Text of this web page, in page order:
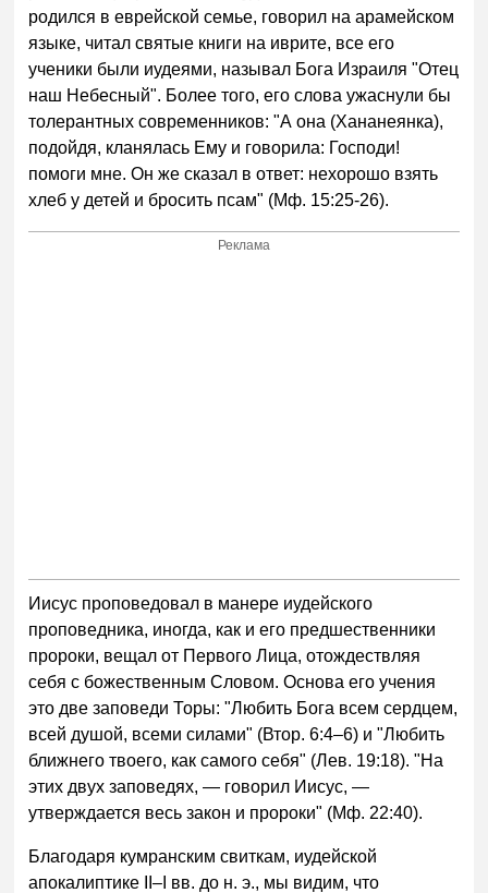
родился в еврейской семье, говорил на арамейском
языке, читал святые книги на иврите, все его
ученики были иудеями, называл Бога Израиля "Отец
наш Небесный". Более того, его слова ужаснули бы
толерантных современников: "А она (Хананеянка),
подойдя, кланялась Ему и говорила: Господи!
помоги мне. Он же сказал в ответ: нехорошо взять
хлеб у детей и бросить псам" (Мф. 15:25-26).
Реклама
Иисус проповедовал в манере иудейского
проповедника, иногда, как и его предшественники
пророки, вещал от Первого Лица, отождествляя
себя с божественным Словом. Основа его учения
это две заповеди Торы: "Любить Бога всем сердцем,
всей душой, всеми силами" (Втор. 6:4–6) и "Любить
ближнего твоего, как самого себя" (Лев. 19:18). "На
этих двух заповедях, — говорил Иисус, —
утверждается весь закон и пророки" (Мф. 22:40).
Благодаря кумранским свиткам, иудейской
апокалиптике II–I вв. до н. э., мы видим, что